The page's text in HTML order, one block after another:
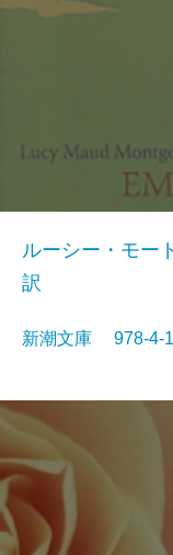
ルーシー・モー
訳
新潮文庫 978-